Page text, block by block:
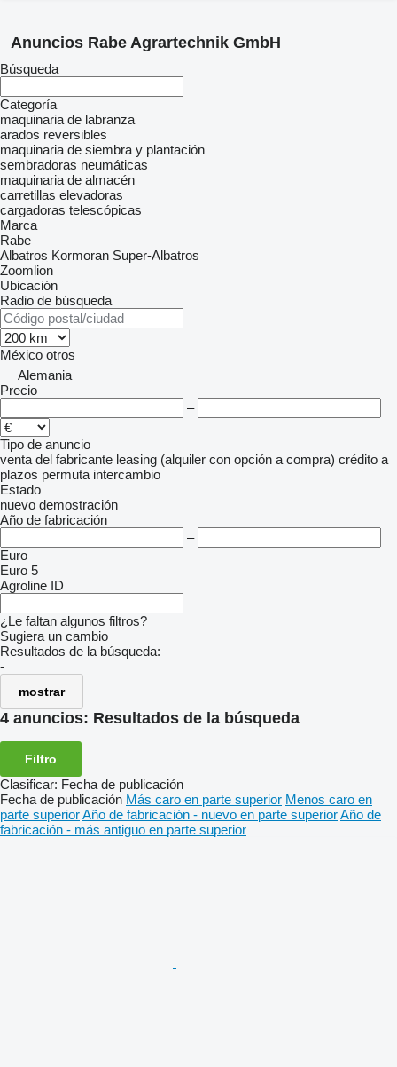
Anuncios Rabe Agrartechnik GmbH
Búsqueda
Categoría
maquinaria de labranza
arados reversibles
maquinaria de siembra y plantación
sembradoras neumáticas
maquinaria de almacén
carretillas elevadoras
cargadoras telescópicas
Marca
Rabe
Albatros Kormoran Super-Albatros
Zoomlion
Ubicación
Radio de búsqueda
México otros
Alemania
Precio
–
Tipo de anuncio
venta del fabricante leasing (alquiler con opción a compra) crédito a
plazos permuta intercambio
Estado
nuevo demostración
Año de fabricación
–
Euro
Euro 5
Agroline ID
¿Le faltan algunos filtros?
Sugiera un cambio
Resultados de la búsqueda:
-
mostrar
4 anuncios: Resultados de la búsqueda
Filtro
Clasificar: Fecha de publicación
Fecha de publicación Más caro en parte superior Menos caro en
parte superiorAño de fabricación - nuevo en parte superiorAño de
fabricación - más antiguo en parte superior